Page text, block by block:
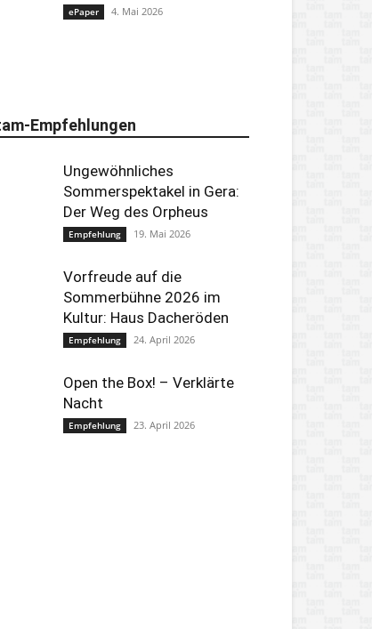
ePaper 4. Mai 2026
Empfehlungen
Ungewöhnliches
Sommerspektakel in Gera:
Der Weg des Orpheus
Empfehlung 19. Mai 2026
Vorfreude auf die
Sommerbühne 2026 im
Kultur: Haus Dacheröden
Empfehlung 24. April 2026
Open the Box! – Verklärte
Nacht
Empfehlung 23. April 2026